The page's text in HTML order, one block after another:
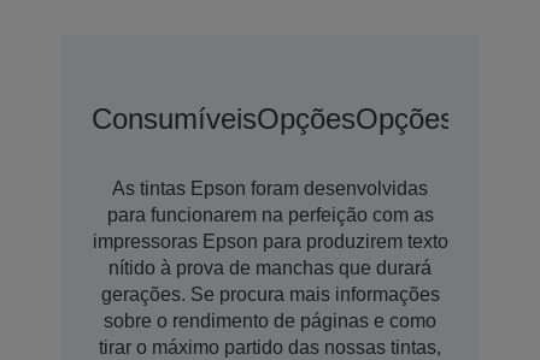
ConsumíveisOpçõesOpções De
As tintas Epson foram desenvolvidas
para funcionarem na perfeição com as
impressoras Epson para produzirem texto
nítido à prova de manchas que durará
gerações. Se procura mais informações
sobre o rendimento de páginas e como
tirar o máximo partido das nossas tintas,